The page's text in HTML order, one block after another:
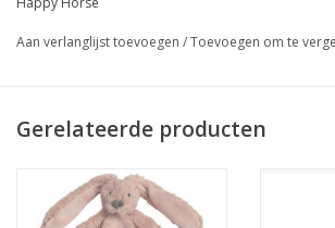
Aan verlanglijst toevoegen /Toevoegen om te
Gerelateerde producten